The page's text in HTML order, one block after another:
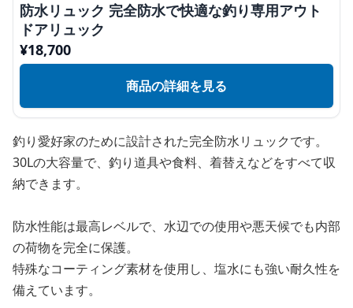
防水リュック 完全防水で快適な釣り専用アウト
ドアリュック
¥18,700
商品の詳細を見る
釣り愛好家のために設計された完全防水リュックです。
30Lの大容量で、釣り道具や食料、着替えなどをすべて収
納できます。
防水性能は最高レベルで、水辺での使用や悪天候でも内部
の荷物を完全に保護。
特殊なコーティング素材を使用し、塩水にも強い耐久性を
備えています。